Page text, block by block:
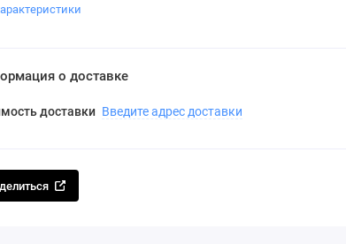
о доставке
доставки Введите адрес доставки